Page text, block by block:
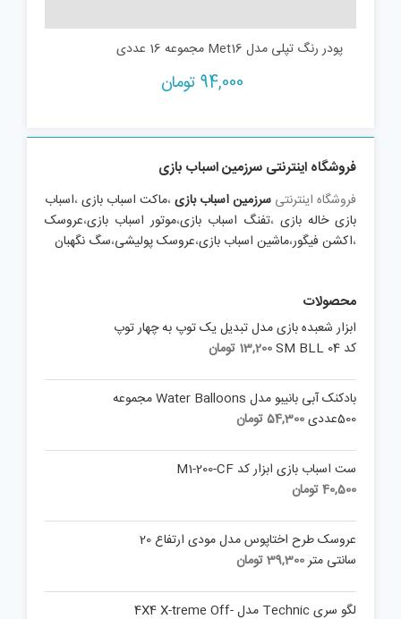
پودر رنگ تپلی مدل Met16 مجموعه 16 عددی
94,000 تومان
فروشگاه اینترنتی سرزمین اسباب بازی
فروشگاه اینترنتی سرزمین اسباب بازی،ماکت اسباب بازی،اسباب
بازی خاله بازی ،تفنگ اسباب بازی،موتور اسباب بازی،عروسک
،اکشن فیگور،ماشین اسباب بازی،عروسک پولیشی،سگ نگهبان
محصولات
ابزار شعبده بازی مدل تبدیل یک توپ به چهار توپ
کد SM BLL 04
13,200 تومان
بادکنک آبی بانیبو مدل Water Balloons مجموعه
500عددی
54,300تومان
ست اسباب بازی ابزار کد M1-200-CF
40,500تومان
عروسک طرح اختاپوس مدل مودی ارتفاع 20
سانتی متر39,300تومان
لگو سری Technic مدل 4X4 X-treme Off-